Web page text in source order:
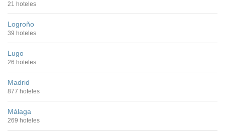
21 hoteles
Logroño
39 hoteles
Lugo
26 hoteles
Madrid
877 hoteles
Málaga
269 hoteles